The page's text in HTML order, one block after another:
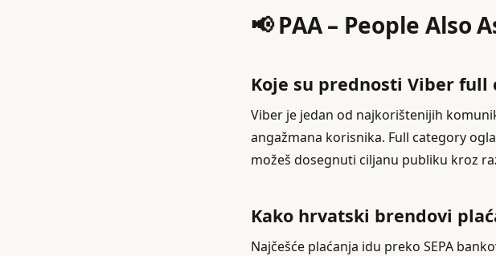
📢 PAA – People Also
Koje su prednosti Viber
Viber je jedan od najkorištenijih
angažmana korisnika. Full category
možeš dosegnuti ciljanu publiku kroz
Kako hrvatski brendovi
Najčešće plaćanja idu preko SEPA